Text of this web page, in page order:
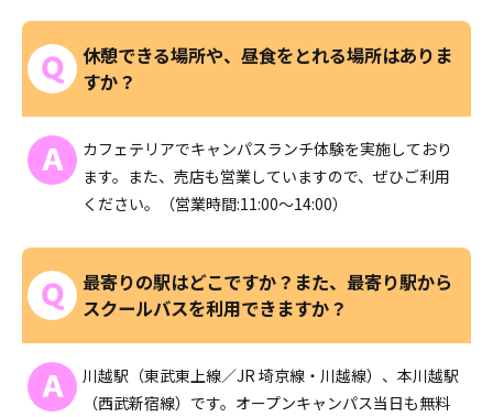
休憩できる場所や、昼食をとれる場所はありま
すか？
カフェテリアでキャンパスランチ体験を実施しており
ます。また、売店も営業していますので、ぜひご利用
ください。（営業時間:11:00～14:00）
最寄りの駅はどこですか？また、最寄り駅から
スクールバスを利用できますか？
川越駅（東武東上線／JR 埼京線・川越線）、本川越駅
（西武新宿線）です。オープンキャンパス当日も無料